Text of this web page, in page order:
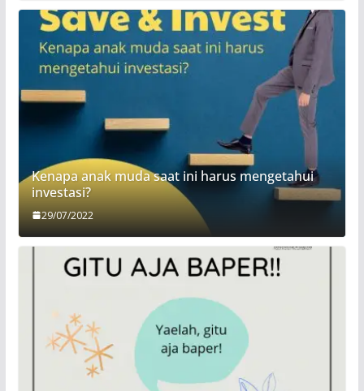
Kenapa anak muda saat ini harus mengetahui
investasi?
29/07/2022